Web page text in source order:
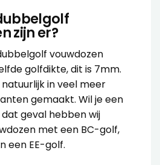
zijn er?
vouwdozen
golfdikte, dit is 7mm.
in veel meer
gemaakt. Wil je een
geval hebben wij
met een BC-golf,
een EE-golf.